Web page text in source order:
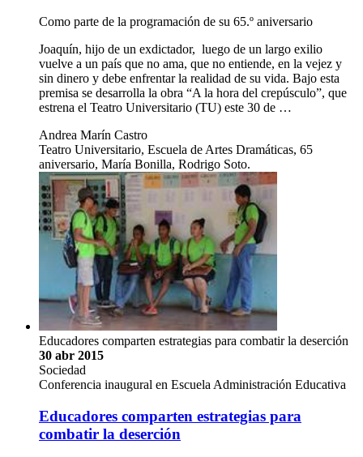
Como parte de la programación de su 65.º aniversario
Joaquín, hijo de un exdictador, luego de un largo exilio
vuelve a un país que no ama, que no entiende, en la vejez y
sin dinero y debe enfrentar la realidad de su vida. Bajo esta
premisa se desarrolla la obra “A la hora del crepúsculo”, que
estrena el Teatro Universitario (TU) este 30 de …
Andrea Marín Castro
Teatro Universitario, Escuela de Artes Dramáticas, 65
aniversario, María Bonilla, Rodrigo Soto.
Educadores comparten estrategias para combatir la deserción
30 abr 2015
Sociedad
Conferencia inaugural en Escuela Administración Educativa
Educadores comparten estrategias para
combatir la deserción